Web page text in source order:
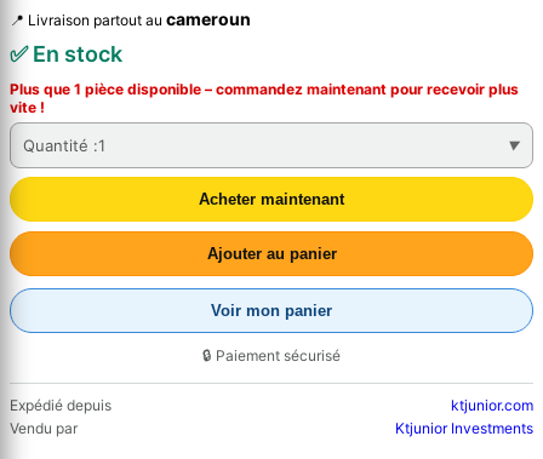
📍 Livraison partout au cameroun
✅ En stock
Plus que 1 pièce disponible – commandez maintenant pour recevoir plus
vite !
Quantité :1
Acheter maintenant
Ajouter au panier
Voir mon panier
🔒 Paiement sécurisé
Expédié depuis
ktjunior.com
Vendu par
Ktjunior Investments